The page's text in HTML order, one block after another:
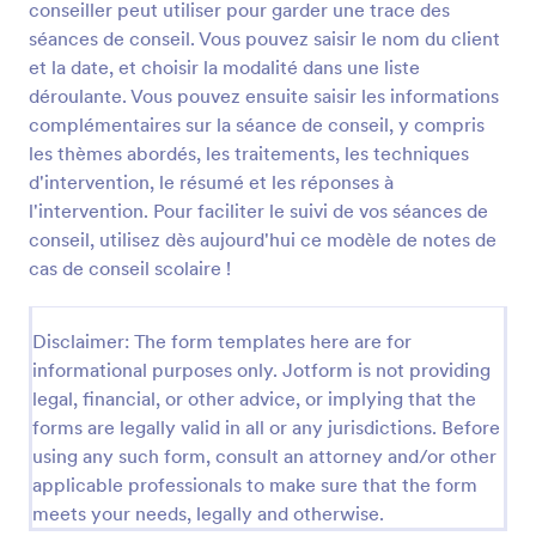
conseiller peut utiliser pour garder une trace des
séances de conseil. Vous pouvez saisir le nom du client
et la date, et choisir la modalité dans une liste
déroulante. Vous pouvez ensuite saisir les informations
complémentaires sur la séance de conseil, y compris
les thèmes abordés, les traitements, les techniques
d'intervention, le résumé et les réponses à
l'intervention. Pour faciliter le suivi de vos séances de
conseil, utilisez dès aujourd'hui ce modèle de notes de
cas de conseil scolaire !
Disclaimer: The form templates here are for
informational purposes only. Jotform is not providing
legal, financial, or other advice, or implying that the
forms are legally valid in all or any jurisdictions. Before
using any such form, consult an attorney and/or other
applicable professionals to make sure that the form
meets your needs, legally and otherwise.
point de départ pour les organisations qui ont besoin
d'un formulaire de haute qualité rapidement.
Prévisualiser